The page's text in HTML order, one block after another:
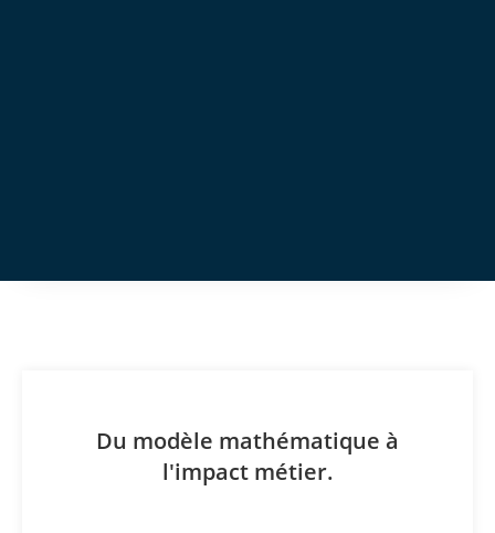
Du modèle mathématique à
l'impact métier.